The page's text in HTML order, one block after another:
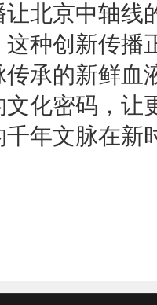
让北京中轴线
这种创新传播
传承的新鲜血
文化密码，让
千年文脉在新